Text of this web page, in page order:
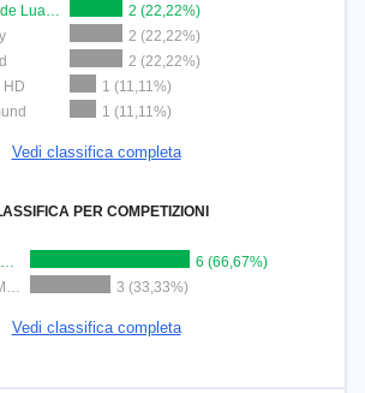
Petro de Luanda
2 (22,22%)
2 (22,22%)
2 (22,22%)
HD
1 (11,11%)
1 (11,11%)
Vedi classifica completa
PER COMPETIZIONI
African Football League
6 (66,67%)
Coppa del Mondo FIFA per club
3 (33,33%)
Vedi classifica completa